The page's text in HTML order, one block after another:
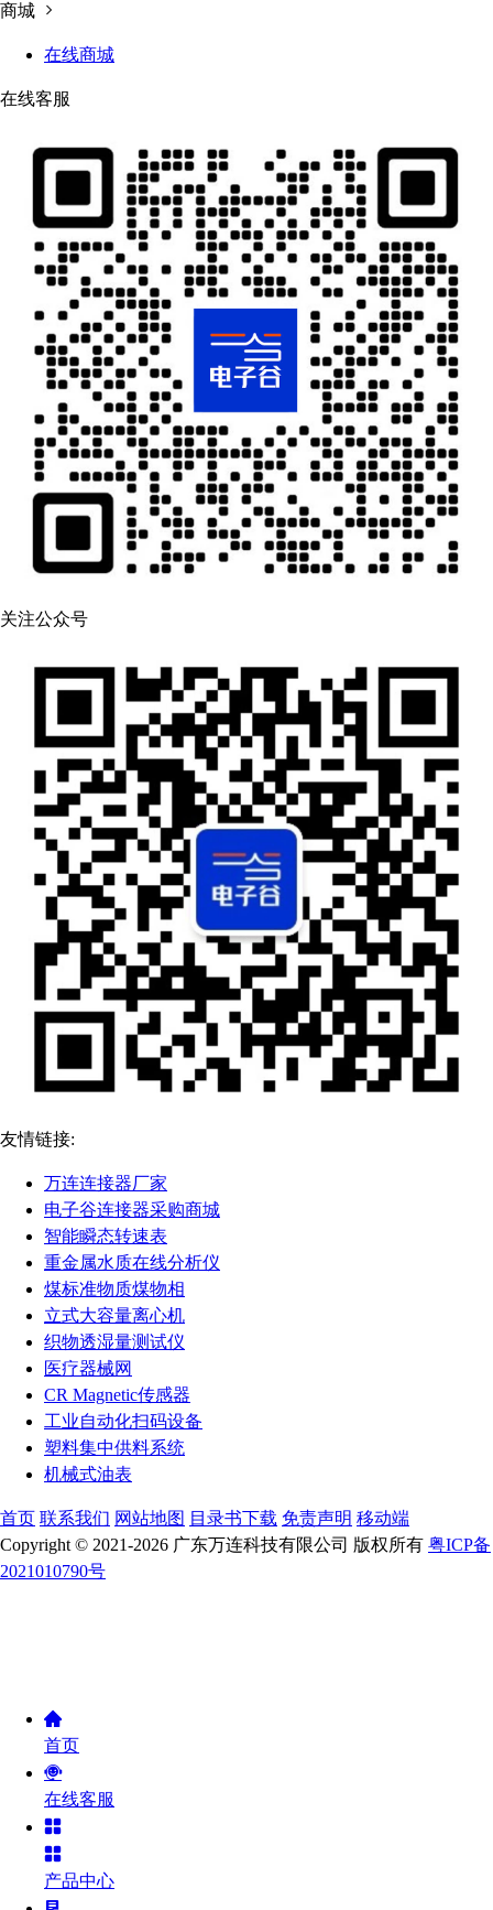
商城
在线商城
在线客服
关注公众号
友情链接:
万连连接器厂家
电子谷连接器采购商城
智能瞬态转速表
重金属水质在线分析仪
煤标准物质煤物相
立式大容量离心机
织物透湿量测试仪
医疗器械网
CR Magnetic传感器
工业自动化扫码设备
塑料集中供料系统
机械式油表
首页 联系我们 网站地图 目录书下载 免责声明 移动端
Copyright © 2021-2026 广东万连科技有限公司 版权所有 粤ICP备
2021010790号
首页
在线客服
产品中心